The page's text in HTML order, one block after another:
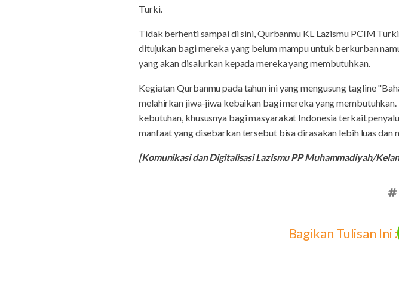
Turki.
Tidak berhenti sampai di sini, Qurbanmu KL Lazismu PCIM
ditujukan bagi mereka yang belum mampu untuk berkurban
yang akan disalurkan kepada mereka yang membutuhkan.
Kegiatan Qurbanmu pada tahun ini yang mengusung tagline
melahirkan jiwa-jiwa kebaikan bagi mereka yang
kebutuhan, khususnya bagi masyarakat Indonesia terkait
manfaat yang disebarkan tersebut bisa dirasakan lebih luas dan
[Komunikasi dan Digitalisasi Lazismu PP Muhammadiyah/
Bagikan Tulisan Ini :